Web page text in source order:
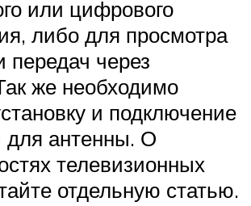
или цифрового
либо для просмотра
передач через
же необходимо
и подключение
для антенны. О
телевизионных
отдельную статью.